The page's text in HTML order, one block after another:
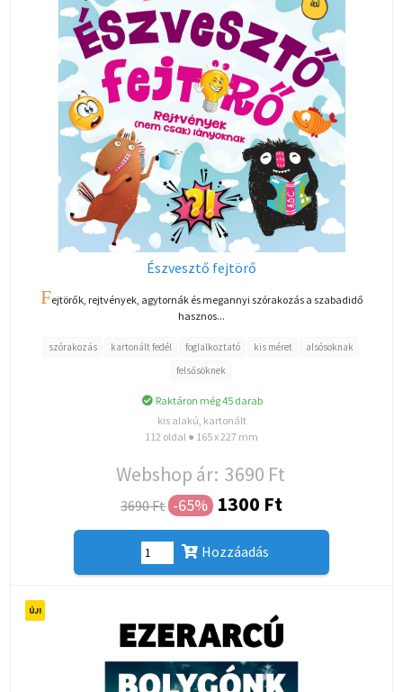
Észvesztő fejtörő
Fejtörők, rejtvények, agytornák és megannyi szórakozás a szabadidő
hasznos...
szórakozás kartonált fedél foglalkoztató kis méret
alsósoknak
felsősöknek
Raktáron még 45 darab
kis alakú, kartonált
112 oldal ● 165 x 227 mm
Webshop ár: 3690 Ft
3690 Ft -65% 1300 Ft
Hozzáadás